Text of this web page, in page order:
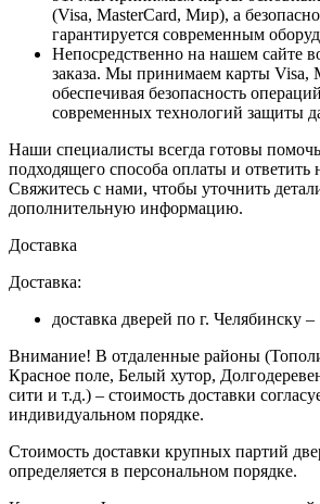
(Visa, MasterCard, Мир), а
гарантируется современным
Непосредственно на нашем сайте
заказа. Мы принимаем карты Visa,
обеспечивая безопасность
современных технологий защиты
Наши специалисты всегда готовы
подходящего способа оплаты и
Свяжитесь с нами, чтобы уточнить
дополнительную информацию.
Доставка
Доставка:
доставка дверей по г. Челябинску –
Внимание! В отдаленные районы
Красное поле, Белый хутор,
сити и т.д.) – стоимость доставки
индивидуальном порядке.
Стоимость доставки крупных партий
определяется в персональном порядке.